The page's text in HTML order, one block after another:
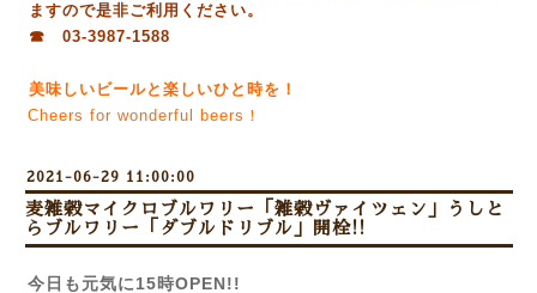
ますので是非ご利用ください。
☎ 03-3987-1588
美味しいビールと楽しいひと時を！
Cheers for wonderful beers！
2021-06-29 11:00:00
麦雑穀マイクロブルワリー「雑穀ヴァイツェン」うしと
らブルワリー「ダブルドリブル」開栓!!
今日も元気に15時OPEN!!